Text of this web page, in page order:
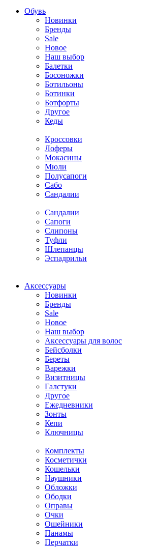
Обувь
Новинки
Бренды
Sale
Новое
Наш выбор
Балетки
Босоножки
Ботильоны
Ботинки
Ботфорты
Другое
Кеды
Кроссовки
Лоферы
Мокасины
Мюли
Полусапоги
Сабо
Сандалии
Сандалии
Сапоги
Слипоны
Туфли
Шлепанцы
Эспадрильи
Аксессуары
Новинки
Бренды
Sale
Новое
Наш выбор
Аксессуары для волос
Бейсболки
Береты
Варежки
Визитницы
Галстуки
Другое
Ежедневники
Зонты
Кепи
Ключницы
Комплекты
Косметички
Кошельки
Наушники
Обложки
Ободки
Оправы
Очки
Ошейники
Панамы
Перчатки